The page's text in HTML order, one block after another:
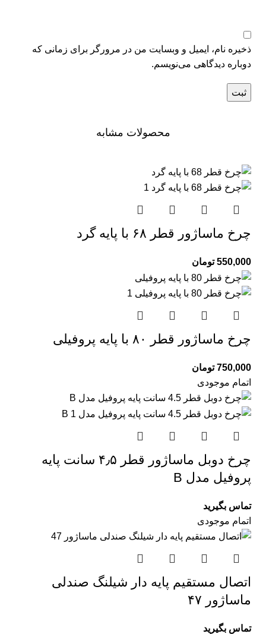
ذخیره نام، ایمیل و وبسایت من در مرورگر برای زمانی که
دوباره دیدگاهی می‌نویسم.
محصولات مشابه
چرخ ماساژور قطر ۶۸ با پایه گرد
550,000 تومان
چرخ ماساژور قطر ۸۰ با پایه پروفیلی
750,000 تومان
اتمام موجودی
چرخ دوبل ماساژور قطر ۴٫۵ سانت پایه
پروفیل مدل B
تماس بگیرید
اتمام موجودی
اتصال مستقیم پایه دار شیلنگ صندلی
ماساژور ۴۷
تماس بگیرید